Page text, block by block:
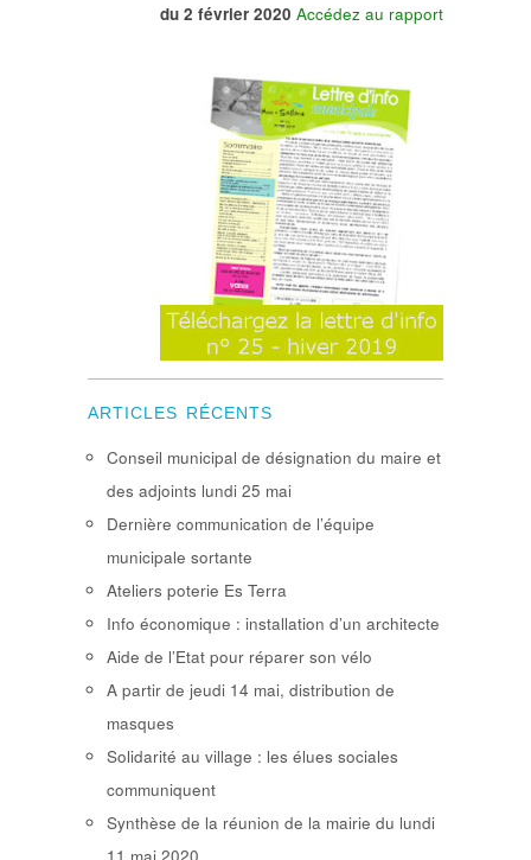
du 2 février 2020 Accédez au rapport
ARTICLES RÉCENTS
Conseil municipal de désignation du maire et
des adjoints lundi 25 mai
Dernière communication de l’équipe
municipale sortante
Ateliers poterie Es Terra
Info économique : installation d’un architecte
Aide de l’Etat pour réparer son vélo
A partir de jeudi 14 mai, distribution de
masques
Solidarité au village : les élues sociales
communiquent
Synthèse de la réunion de la mairie du lundi